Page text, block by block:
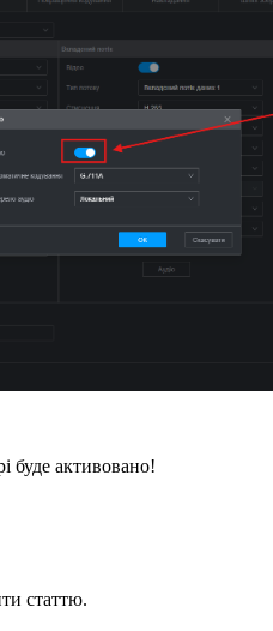
буде активовано!
статтю.